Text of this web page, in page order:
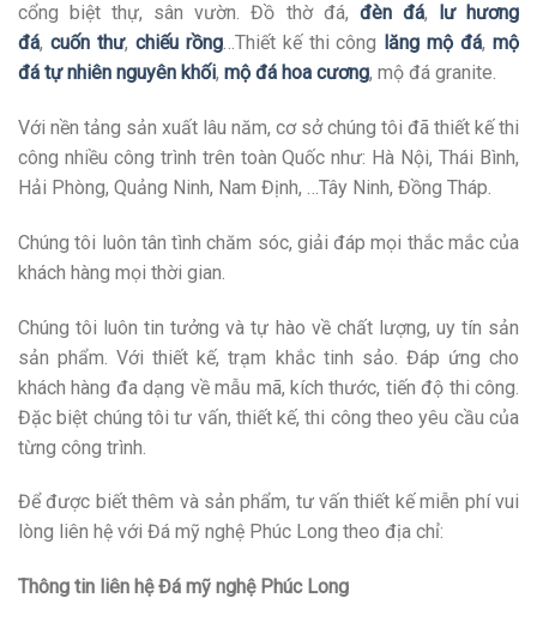
cổng biệt thự, sân vườn. Đồ thờ đá, đèn đá,
lư hương
đá, cuốn thư, chiếu rồng…Thiết kế thi công lăng mộ đá,mộ
đá tự nhiên nguyên khối, mộ đá hoa cương, mộ đá granite.
Với nền tảng sản xuất lâu năm, cơ sở chúng tôi đã thiết kế thi
công nhiều công trình trên toàn Quốc như: Hà Nội, Thái Bình,
Hải Phòng, Quảng Ninh, Nam Định, …Tây Ninh, Đồng Tháp.
Chúng tôi luôn tân tình chăm sóc, giải đáp mọi thắc mắc của
khách hàng mọi thời gian.
Chúng tôi luôn tin tưởng và tự hào về chất lượng, uy tín sản
sản phẩm. Với thiết kế, trạm khắc tinh sảo. Đáp ứng cho
khách hàng đa dạng về mẫu mã, kích thước, tiến độ thi công.
Đặc biệt chúng tôi tư vấn, thiết kế, thi công theo yêu cầu của
từng công trình.
Để được biết thêm và sản phẩm, tư vấn thiết kế miễn phí vui
lòng liên hệ với Đá mỹ nghệ Phúc Long theo địa chỉ:
Thông tin liên hệ Đá mỹ nghệ Phúc Long